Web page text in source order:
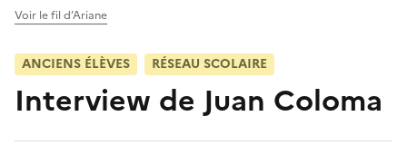
Voir le fil d’Ariane
ANCIENS ÉLÈVES RÉSEAU SCOLAIRE
Interview de Juan Coloma